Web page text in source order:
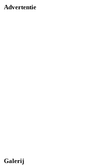
Advertentie
Galerij